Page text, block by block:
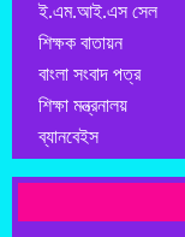
ই.এম.আই.এস সেল
শিক্ষক বাতায়ন
বাংলা সংবাদ পত্র
শিক্ষা মন্ত্রনালয়
ব্যানবেইস